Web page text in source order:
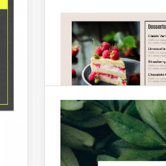
Google Slides
Menu de
Você
deveria cozinhar
especial no
tem algumas
incríveis? Vai fazer
que parecem
talvez algo com